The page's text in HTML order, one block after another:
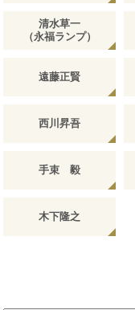
清水草一
（永福ランプ）
遠藤正賢
西川昇吾
手束 毅
木下隆之